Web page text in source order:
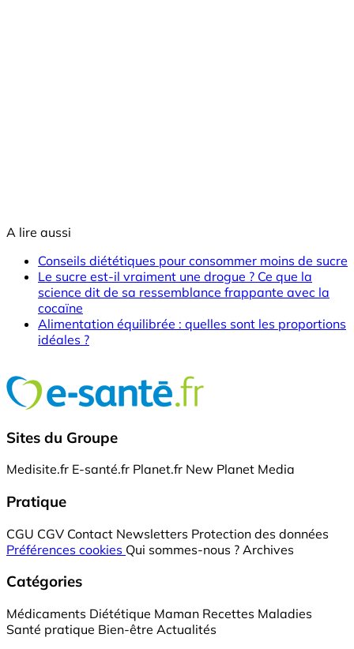
A lire aussi
Conseils diététiques pour consommer moins de sucre
Le sucre est-il vraiment une drogue ? Ce que la
science dit de sa ressemblance frappante avec la
cocaïne
Alimentation équilibrée : quelles sont les proportions
idéales ?
Sites du Groupe
Medisite.fr E-santé.fr Planet.fr New Planet Media
Pratique
CGU CGV Contact Newsletters Protection des données
Préférences cookies Qui sommes-nous ? Archives
Catégories
Médicaments Diététique Maman Recettes Maladies
Santé pratique Bien-être Actualités